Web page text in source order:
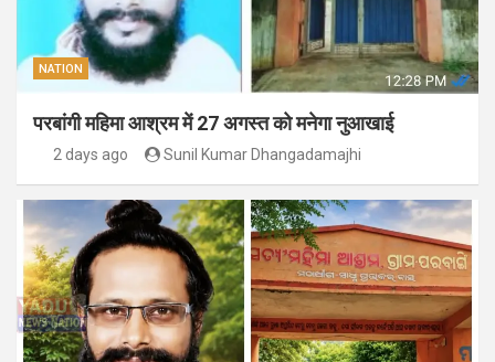
NATION
परबांगी महिमा आश्रम में 27 अगस्त को मनेगा नुआखाई
2 days ago Sunil Kumar Dhangadamajhi